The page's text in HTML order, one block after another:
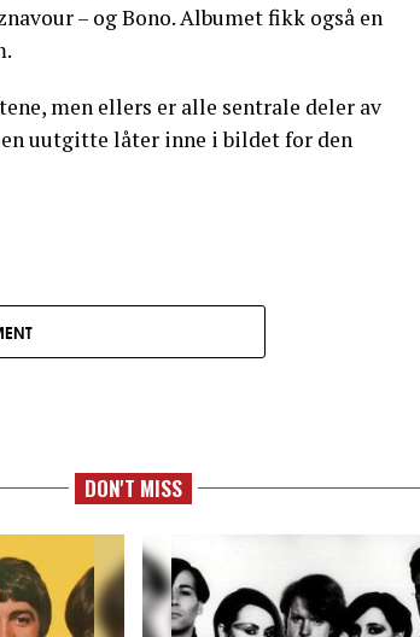
– og Bono. Albumet fikk også en
men ellers er alle sentrale deler av
uutgitte låter inne i bildet for den
DON'T MISS